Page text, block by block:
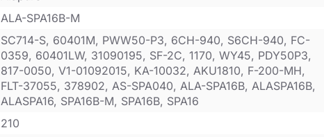
ALA-SPA16B-M
SC714-S, 60401M, PWW50-P3, 6CH-940, S6CH-940, FC-
0359, 60401LW, 31090195, SF-2C, 1170, WY45, PDY50P3,
817-0050, V1-01092015, KA-10032, AKU1810, F-200-MH,
FLT-37055, 378902, AS-SPA040, ALA-SPA16B, ALASPA16B,
ALASPA16, SPA16B-M, SPA16B, SPA16
210